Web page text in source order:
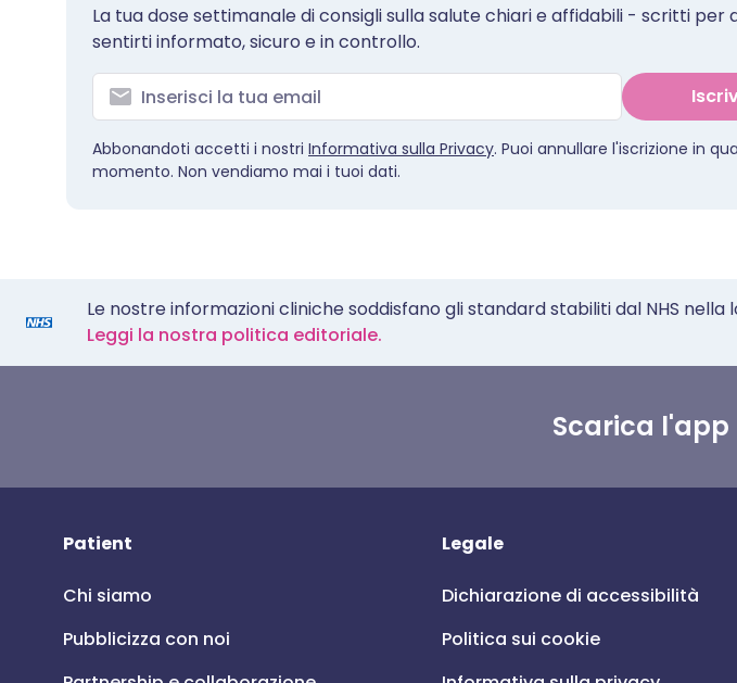
La tua dose settimanale di consigli sulla salute chiari e affidabili - scritti per
sentirti informato, sicuro e in controllo.
Abbonandoti accetti i nostri Informativa sulla Privacy. Puoi annullare l'iscrizione in
momento. Non vendiamo mai i tuoi dati.
Le nostre informazioni cliniche soddisfano gli standard stabiliti dal NHS
Leggi la nostra politica editoriale.
Scarica l'app
Patient
Chi siamo
Pubblicizza con noi
Legale
Dichiarazione di accessibilità
Politica sui cookie